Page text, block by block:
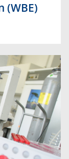
(WBE)